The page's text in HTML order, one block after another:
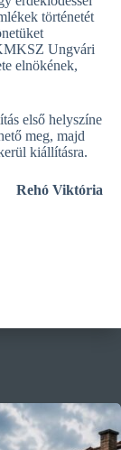
történetét
Ungvári
elnökének,
első helyszíne
meg, majd
kiállításra.
Rehó Viktória